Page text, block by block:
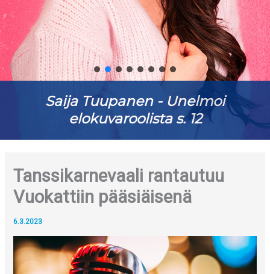
Saija Tuupanen - Unelmoi
elokuvaroolista s. 12
Tanssikarnevaali rantautuu
Vuokattiin pääsiäisenä
6.3.2023